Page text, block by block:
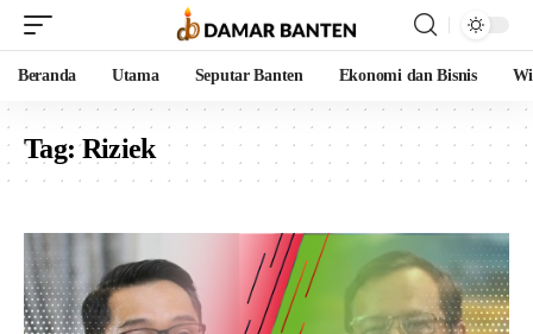
Beranda Utama Seputar Banten Ekonomi dan Bisnis
Tag:Riziek